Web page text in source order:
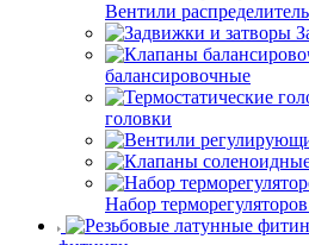
Вентили
балансировочные
головки
Набор